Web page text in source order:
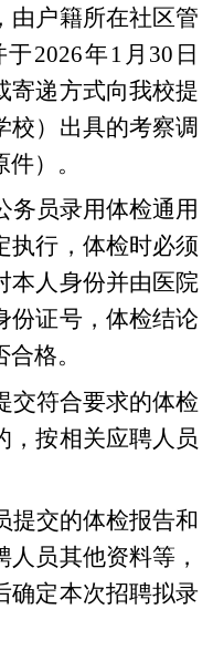
由户籍所在社区管
于2026年 1 月 30 日
寄递方式向我校提
校）出具的考察调
）。
务员录用体检通用
执行，体检时必须
本人身份并由医院
份证号，体检结论
格。
交符合要求的体检
，按相关应聘人员
提交的体检报告和
员其他资料等，
确定本次招聘拟录